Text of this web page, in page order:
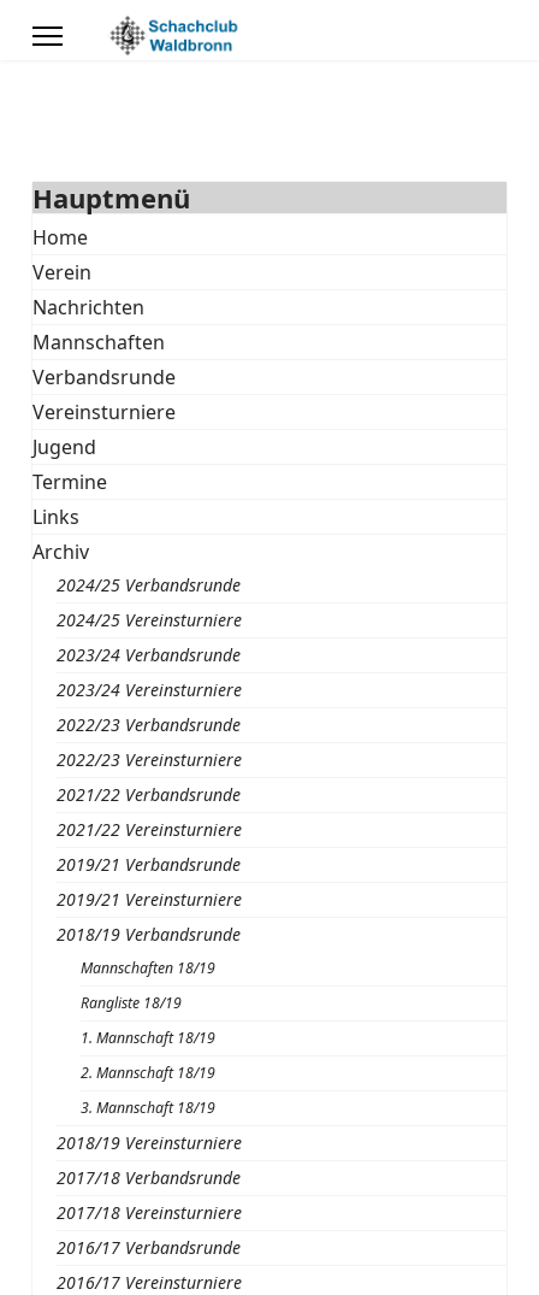
Hauptmenü
Home
Verein
Nachrichten
Mannschaften
Verbandsrunde
Vereinsturniere
Jugend
Termine
Links
Archiv
2024/25 Verbandsrunde
2024/25 Vereinsturniere
2023/24 Verbandsrunde
2023/24 Vereinsturniere
2022/23 Verbandsrunde
2022/23 Vereinsturniere
2021/22 Verbandsrunde
2021/22 Vereinsturniere
2019/21 Verbandsrunde
2019/21 Vereinsturniere
2018/19 Verbandsrunde
Mannschaften 18/19
Rangliste 18/19
1. Mannschaft 18/19
2. Mannschaft 18/19
3. Mannschaft 18/19
2018/19 Vereinsturniere
2017/18 Verbandsrunde
2017/18 Vereinsturniere
2016/17 Verbandsrunde
2016/17 Vereinsturniere